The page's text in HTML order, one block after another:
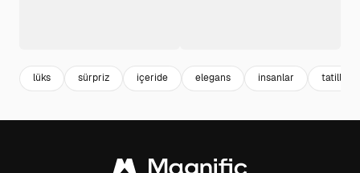
lüks sürpriz içeride elegans insanlar tatiller